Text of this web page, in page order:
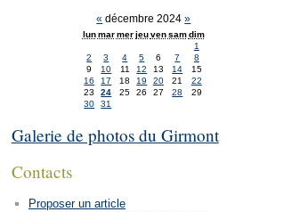
« décembre 2024»
lun mar mer jeu ven sam dim
1
2
3 4 5 6 7
8
9
10 11 12 13 14
15
16
17 18 19 20 21
22
23
24 25 26 27 28
29
30
31
Galerie de photos du Girmont
Contacts
Proposer un article